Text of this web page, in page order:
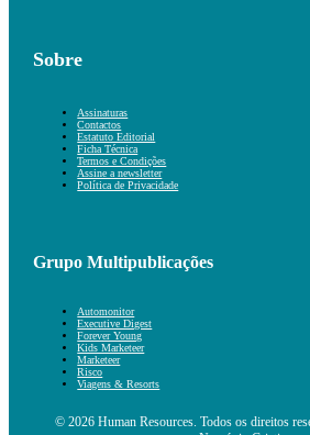
Sobre
Assinaturas
Contactos
Estatuto Editorial
Ficha Técnica
Termos e Condições
Assine a newsletter
Política de Privacidade
Grupo Multipublicações
Automonitor
Executive Digest
Forever Young
Kids Marketeer
Marketeer
Risco
Viagens & Resorts
© 2026 Human Resources. Todos os direitos